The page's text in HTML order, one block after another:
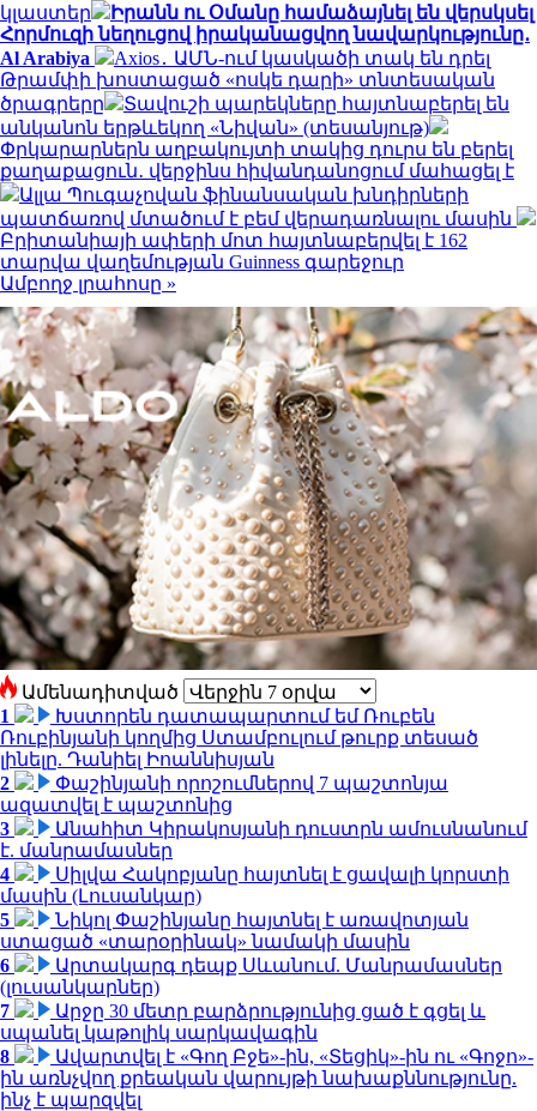
կլաստեր
Իրանն ու Օմանը համաձայնել են վերսկսել
Հորմուզի նեղուցով իրականացվող նավարկությունը․
Al Arabiya
Axios․ ԱՄՆ-ում կասկածի տակ են դրել
Թրամփի խոստացած «ոսկե դարի» տնտեսական
ծրագրերը
Տավուշի պարեկները հայտնաբերել են
անկանոն երթևեկող «Նիվան» (տեսանյութ)
Փրկարարներն աղբակույտի տակից դուրս են բերել
քաղաքացուն․ վերջինս հիվանդանոցում մահացել է
Ալլա Պուգաչովան ֆինանսական խնդիրների
պատճառով մտածում է բեմ վերադառնալու մասին
Բրիտանիայի ափերի մոտ հայտնաբերվել է 162
տարվա վաղեմության Guinness գարեջուր
Ամբողջ լրահոսը »
Ամենադիտված
1
Խստորեն դատապարտում եմ Ռուբեն
Ռուբինյանի կողմից Ստամբուլում թուրք տեսած
լինելը. Դանիել Իոաննիսյան
2
Փաշինյանի որոշումներով 7 պաշտոնյա
ազատվել է պաշտոնից
3
Անահիտ Կիրակոսյանի դուստրն ամուսնանում
է. մանրամասներ
4
Սիլվա Հակոբյանը հայտնել է ցավալի կորստի
մասին (Լուսանկար)
5
Նիկոլ Փաշինյանը հայտնել է առավոտյան
ստացած «տարօրինակ» նամակի մասին
6
Արտակարգ դեպք Սևանում. Մանրամասներ
(լուսանկարներ)
7
Արջը 30 մետր բարձրությունից ցած է գցել և
սպանել կաթոլիկ սարկավագին
8
Ավարտվել է «Գող Բջե»-ին, «Տեցիկ»-ին ու «Գոջո»-
ին առնչվող քրեական վարույթի նախաքննությունը.
ինչ է պարզվել